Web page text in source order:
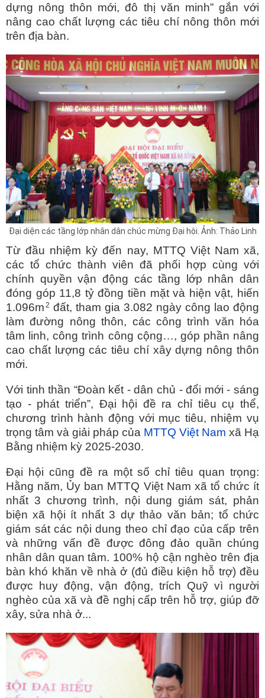
dựng nông thôn mới, đô thị văn minh” gắn với
nâng cao chất lượng các tiêu chí nông thôn mới
trên địa bàn.
Đại diện các tầng lớp nhân dân chúc mừng Đại hội. Ảnh: Thảo Linh
Từ đầu nhiệm kỳ đến nay, MTTQ Việt Nam xã,
các tổ chức thành viên đã phối hợp cùng với
chính quyền vận động các tầng lớp nhân dân
đóng góp 11,8 tỷ đồng tiền mặt và hiện vật, hiến
1.096m 2 đất, tham gia 3.082 ngày công lao động
làm đường nông thôn, các công trình văn hóa
tâm linh, công trình công cộng…, góp phần nâng
cao chất lượng các tiêu chí xây dựng nông thôn
mới.
Với tinh thần “Đoàn kết - dân chủ - đổi mới - sáng
tạo - phát triển”, Đại hội đề ra chỉ tiêu cụ thể,
chương trình hành động với mục tiêu, nhiệm vụ
trọng tâm và giải pháp của MTTQ Việt Nam xã Hạ
Bằng nhiệm kỳ 2025-2030.
Đại hội cũng đề ra một số chỉ tiêu quan trọng:
Hằng năm, Ủy ban MTTQ Việt Nam xã tổ chức ít
nhất 3 chương trình, nội dung giám sát, phản
biện xã hội ít nhất 3 dự thảo văn bản; tổ chức
giám sát các nội dung theo chỉ đạo của cấp trên
và những vấn đề được đông đảo quần chúng
nhân dân quan tâm. 100% hộ cận nghèo trên địa
bàn khó khăn về nhà ở (đủ điều kiện hỗ trợ) đều
được huy động, vận động, trích Quỹ vì người
nghèo của xã và đề nghị cấp trên hỗ trợ, giúp đỡ
xây, sửa nhà ở...